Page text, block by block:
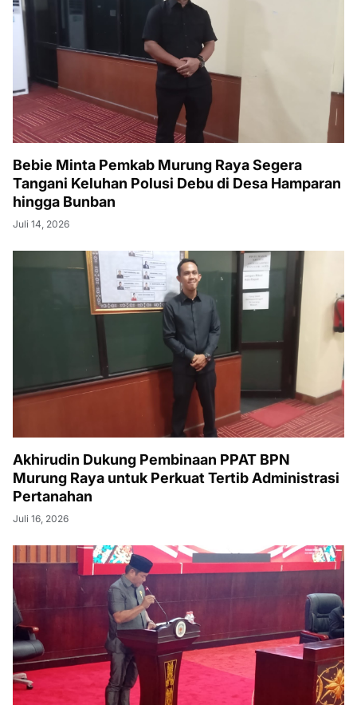
Bebie Minta Pemkab Murung Raya Segera
Tangani Keluhan Polusi Debu di Desa Hamparan
hingga Bunban
Juli 14, 2026
Akhirudin Dukung Pembinaan PPAT BPN
Murung Raya untuk Perkuat Tertib Administrasi
Pertanahan
Juli 16, 2026